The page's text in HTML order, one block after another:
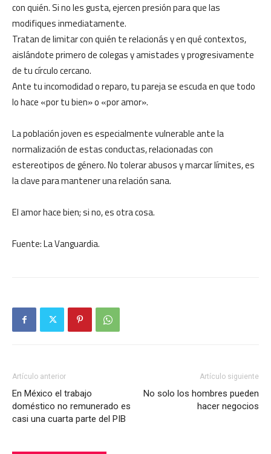
con quién. Si no les gusta, ejercen presión para que las
modifiques inmediatamente.
Tratan de limitar con quién te relacionás y en qué contextos,
aislándote primero de colegas y amistades y progresivamente
de tu círculo cercano.
Ante tu incomodidad o reparo, tu pareja se escuda en que todo
lo hace «por tu bien» o «por amor».
La población joven es especialmente vulnerable ante la
normalización de estas conductas, relacionadas con
estereotipos de género. No tolerar abusos y marcar límites, es
la clave para mantener una relación sana.
El amor hace bien; si no, es otra cosa.
Fuente: La Vanguardia.
Artículo anterior
En México el trabajo
doméstico no remunerado es
casi una cuarta parte del PIB
Artículo siguiente
No solo los hombres pueden
hacer negocios